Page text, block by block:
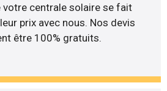
votre centrale solaire se fait
prix avec nous. Nos devis
être 100% gratuits.